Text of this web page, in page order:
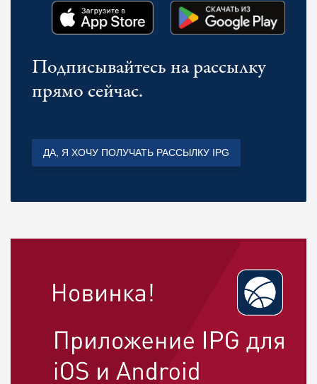
Подписывайтесь на рассылку
прямо сейчас.
ДА, Я ХОЧУ ПОЛУЧАТЬ РАССЫЛКУ IPG